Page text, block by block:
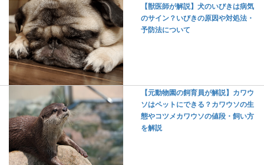
【獣医師が解説】犬のいびきは病気
のサイン？いびきの原因や対処法・
予防法について
【元動物園の飼育員が解説】カワウ
ソはペットにできる？カワウソの生
態やコツメカワウソの値段・飼い方
を解説